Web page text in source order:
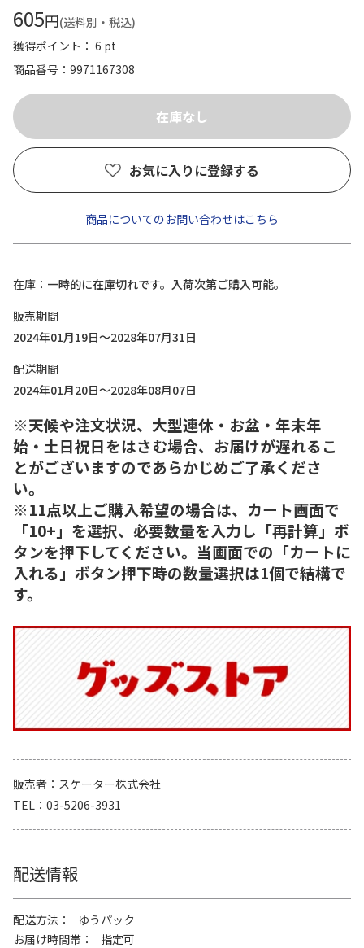
605円(送料別・税込)
獲得ポイント： 6 pt
商品番号
9971167308
お気に入りに登録する
商品についてのお問い合わせはこちら
在庫
一時的に在庫切れです。入荷次第ご購入可能。
販売期間
2024年01月19日～2028年07月31日
配送期間
2024年01月20日～2028年08月07日
※天候や注文状況、大型連休・お盆・年末年
始・土日祝日をはさむ場合、お届けが遅れるこ
とがございますのであらかじめご了承くださ
い。
※11点以上ご購入希望の場合は、カート画面で
「10+」を選択、必要数量を入力し「再計算」ボ
タンを押下してください。当画面での「カートに
入れる」ボタン押下時の数量選択は1個で結構で
す。
販売者
スケーター株式会社
TEL
03-5206-3931
配送情報
配送方法
ゆうパック
お届け時間帯
指定可